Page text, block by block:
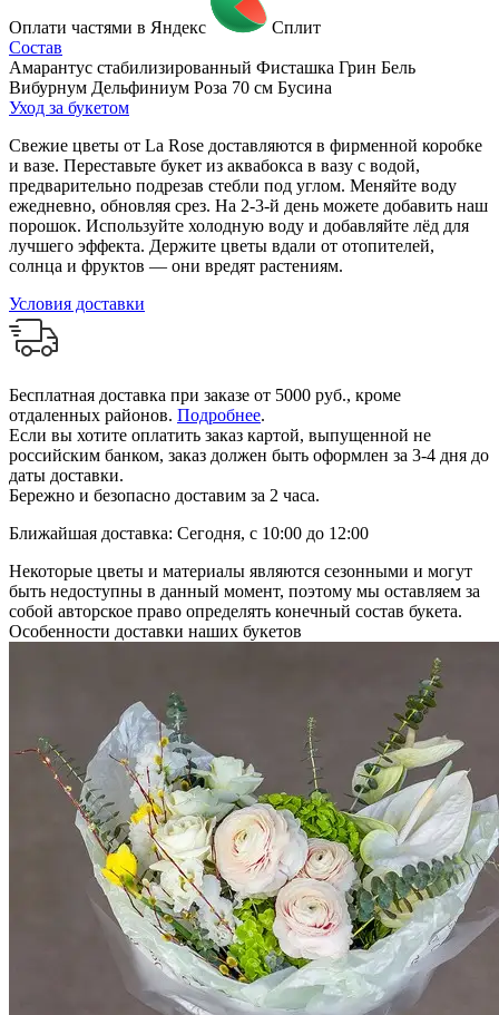
Оплати частями в Яндекс
Сплит
Состав
Амарантус стабилизированный Фисташка Грин Бель
Вибурнум Дельфиниум Роза 70 см Бусина
Уход за букетом
Свежие цветы от La Rose доставляются в фирменной коробке
и вазе. Переставьте букет из аквабокса в вазу с водой,
предварительно подрезав стебли под углом. Меняйте воду
ежедневно, обновляя срез. На 2-3-й день можете добавить наш
порошок. Используйте холодную воду и добавляйте лёд для
лучшего эффекта. Держите цветы вдали от отопителей,
солнца и фруктов — они вредят растениям.
Условия доставки
Бесплатная доставка при заказе от 5000 руб., кроме
отдаленных районов. Подробнее.
Если вы хотите оплатить заказ картой, выпущенной не
российским банком, заказ должен быть оформлен за 3-4 дня до
даты доставки.
Бережно и безопасно доставим за 2 часа.
Ближайшая доставка: Сегодня, с 10:00 до 12:00
Некоторые цветы и материалы являются сезонными и могут
быть недоступны в данный момент, поэтому мы оставляем за
собой авторское право определять конечный состав букета.
Особенности доставки наших букетов